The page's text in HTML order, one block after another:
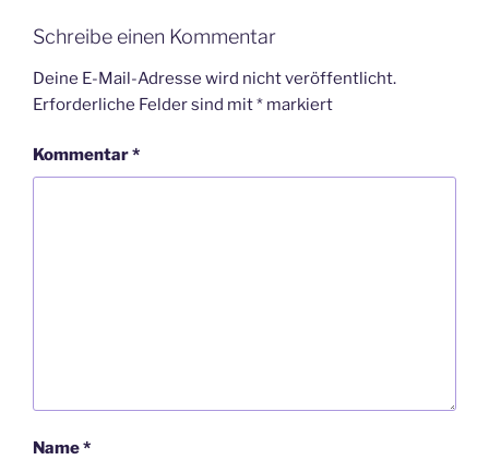
Schreibe einen Kommentar
Deine E-Mail-Adresse wird nicht veröffentlicht.
Erforderliche Felder sind mit* markiert
Kommentar*
Name*